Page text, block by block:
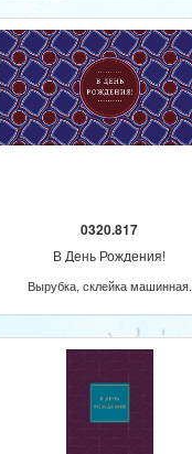
0320.817
В День Рождения!
Вырубка, склейка машинная.